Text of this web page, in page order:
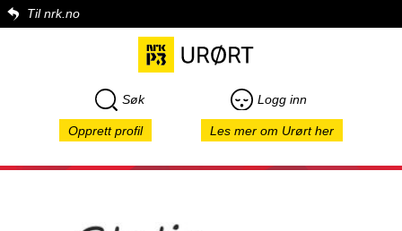
Til nrk.no
Søk Logg inn
Opprett profil Les mer om Urørt her